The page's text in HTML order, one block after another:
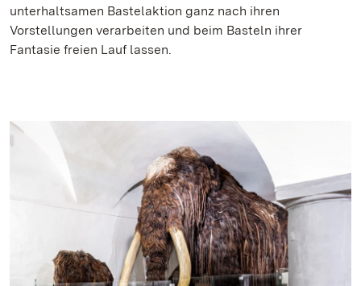
unterhaltsamen Bastelaktion ganz nach ihren
Vorstellungen verarbeiten und beim Basteln ihrer
Fantasie freien Lauf lassen.